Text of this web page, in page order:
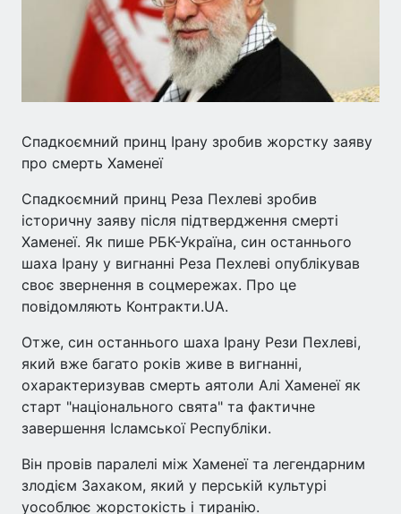
Спадкоємний принц Ірану зробив жорстку заяву
про смерть Хаменеї
Спадкоємний принц Реза Пехлеві зробив
історичну заяву після підтвердження смерті
Хаменеї. Як пише РБК-Україна, син останнього
шаха Ірану у вигнанні Реза Пехлеві опублікував
своє звернення в соцмережах. Про це
повідомляють Контракти.UA.
Отже, син останнього шаха Ірану Рези Пехлеві,
який вже багато років живе в вигнанні,
охарактеризував смерть аятоли Алі Хаменеї як
старт "національного свята" та фактичне
завершення Ісламської Республіки.
Він провів паралелі між Хаменеї та легендарним
злодієм Захаком, який у перській культурі
уособлює жорстокість і тиранію.